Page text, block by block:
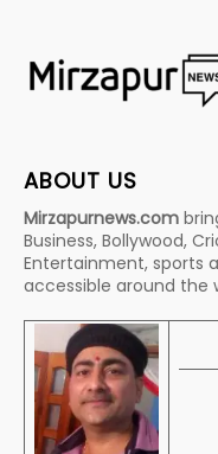
ABOUT US
Mirzapurnews.com
Business, Bollywood,
Entertainment, sports
accessible around the